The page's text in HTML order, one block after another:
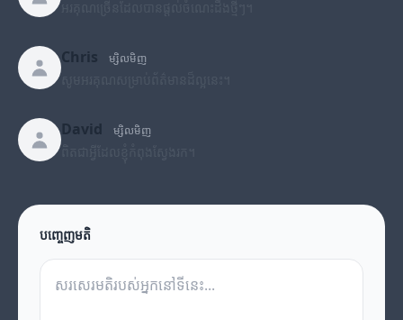
Chris ម្សិលមិញ
David ម្សិលមិញ
បញ្ចេញមតិ